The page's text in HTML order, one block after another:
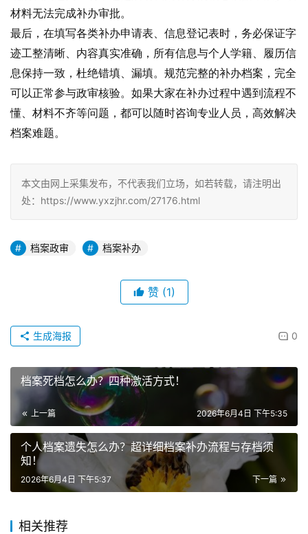
材料无法完成补办审批。
最后，在填写各类补办申请表、信息登记表时，务必保证字
迹工整清晰、内容真实准确，所有信息与个人学籍、履历信
息保持一致，杜绝错填、漏填。规范完整的补办档案，完全
可以正常参与政审核验。如果大家在补办过程中遇到流程不
懂、材料不齐等问题，都可以随时咨询专业人员，高效解决
档案难题。
本文由网上采集发布，不代表我们立场，如若转载，请注明出
处：https://www.yxzjhr.com/27176.html
档案政审 档案补办
赞 (1)
0
生成海报
档案死档怎么办？四种激活方式！
上一篇 2026年6月4日 下午5:35
个人档案遗失怎么办？超详细档案补办流程与存档须
知！
下一篇
2026年6月4日 下午5:37
相关推荐